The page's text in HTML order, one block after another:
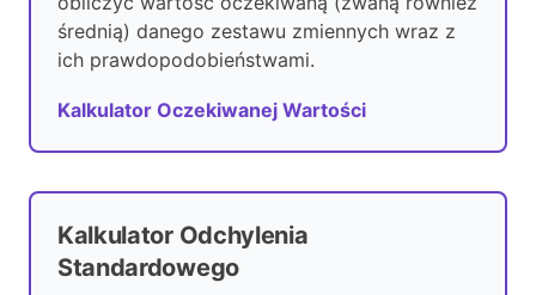
średnią) danego zestawu zmiennych wraz z
ich prawdopodobieństwami.
Kalkulator Oczekiwanej Wartości
Kalkulator Odchylenia
Standardowego